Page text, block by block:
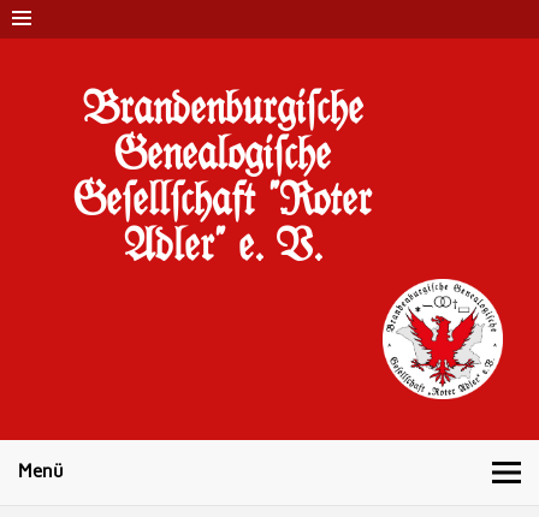
Brandenburgi#che
Genealogi#che
Ge#ell#chaft "Roter
Adler" e. V.
Menü